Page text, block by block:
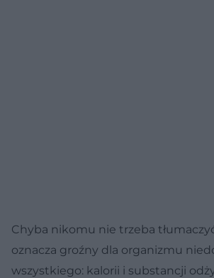
Chyba nikomu nie trzeba
oznacza groźny dla organizmu
wszystkiego: kalorii i substancji